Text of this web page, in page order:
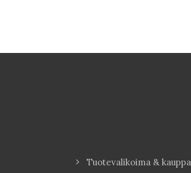
Tuotevalikoima & kauppa